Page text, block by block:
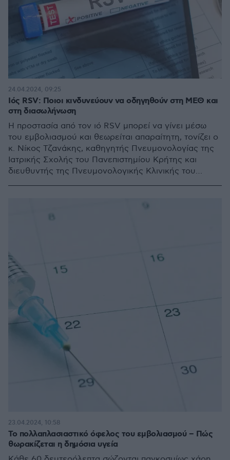
Ιός RSV: Ποιοι κινδυνεύουν να οδηγηθούν στη ΜΕΘ και
στη διασωλήνωση
Η προστασία από τον ιό RSV μπορεί να γίνει μέσω
του εμβολιασμού και θεωρείται απαραίτητη, τονίζει ο
κ. Νίκος Τζανάκης, καθηγητής Πνευμονολογίας της
Ιατρικής Σχολής του Πανεπιστημίου Κρήτης και
διευθυντής της Πνευμονολογικής Κλινικής του
24.04.2024, 09:25
Το πολλαπλασιαστικό όφελος του εμβολιασμού – Πώς
θωρακίζεται η δημόσια υγεία
23.04.2024, 10:58